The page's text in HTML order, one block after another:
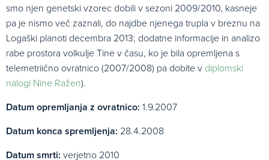
smo njen genetski vzorec dobili v sezoni 2009/2010, kasneje
pa je nismo več zaznali, do najdbe njenega trupla v breznu na
Logaški planoti decembra 2013; dodatne informacije in analizo
rabe prostora volkulje Tine v času, ko je bila opremljena s
telemetriično ovratnico (2007/2008) pa dobite v diplomski
nalogi Nine Ražen).
Datum opremljanja z ovratnico: 1.9.2007
Datum konca spremljenja: 28.4.2008
Datum smrti: verjetno 2010